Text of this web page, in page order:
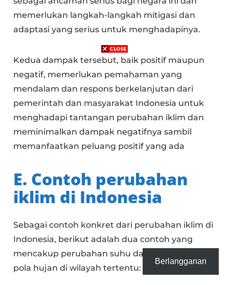
memerlukan langkah-langkah mitigasi dan
adaptasi yang serius untuk menghadapinya.
Kedua dampak tersebut, baik positif maupun
negatif, memerlukan pemahaman yang
mendalam dan respons berkelanjutan dari
pemerintah dan masyarakat Indonesia untuk
menghadapi tantangan perubahan iklim dan
meminimalkan dampak negatifnya sambil
memanfaatkan peluang positif yang ada
E. Contoh perubahan
iklim di Indonesia
Sebagai contoh konkret dari perubahan iklim di
Indonesia, berikut adalah dua contoh yang
mencakup perubahan suhu dan perubahan
pola hujan di wilayah tertentu:
Berlangganan